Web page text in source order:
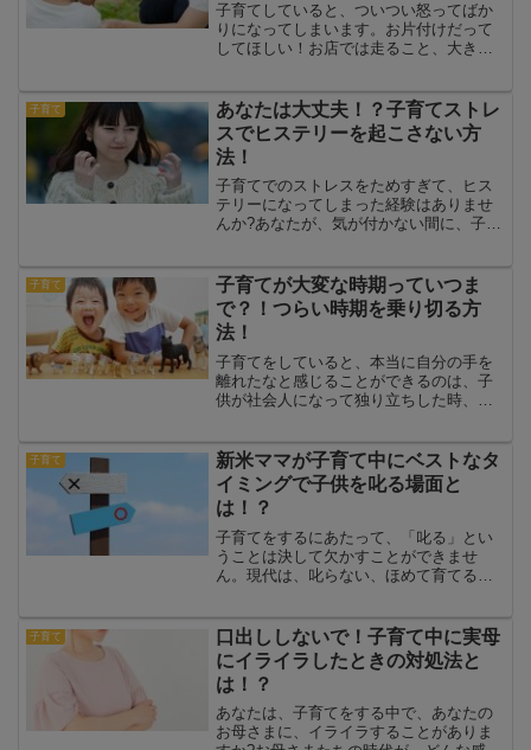
子育てしていると、ついつい怒ってばか
りになってしまいます。お片付けだって
してほしい！お店では走ること、大きな
してけがしないように！そう思ってしっ
かりお約束していたはずな...
子育て
あなたは大丈夫！？子育てストレ
スでヒステリーを起こさない方
法！
子育てでのストレスをためすぎて、ヒス
テリーになってしまった経験はありませ
んか?あなたが、気が付かない間に、子育
悪になってしまったり、落ち込んだりし
てしまうときがあり...
子育て
子育てが大変な時期っていつま
で？！つらい時期を乗り切る方
法！
子育てをしていると、本当に自分の手を
離れたなと感じることができるのは、子
供が社会人になって独り立ちした時、そ
ど、その時々に大変なことが何かしらあ
るものです。ちなみに、子...
子育て
新米ママが子育て中にベストなタ
イミングで子供を叱る場面と
は！？
子育てをするにあたって、「叱る」とい
うことは決して欠かすことができませ
ん。現代は、叱らない、ほめて育てると
なか省くことができないものです。例え
ば、叱らない教育を実践して...
子育て
口出ししないで！子育て中に実母
にイライラしたときの対処法と
は！？
あなたは、子育てをする中で、あなたの
お母さまに、イライラすることがありま